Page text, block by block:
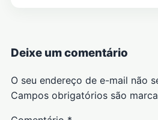
Deixe um comentário
O seu endereço de e-mail não
Campos obrigatórios são